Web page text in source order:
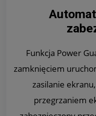
Funkcja Power
zamknięciem
zasilanie
przegrzaniem